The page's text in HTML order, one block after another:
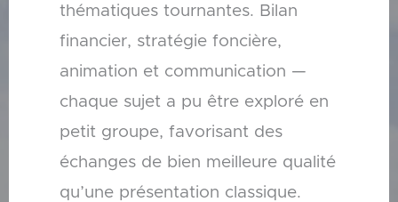
thématiques tournantes. Bilan
financier, stratégie foncière,
animation et communication —
chaque sujet a pu être exploré en
petit groupe, favorisant des
échanges de bien meilleure qualité
qu’une présentation classique.